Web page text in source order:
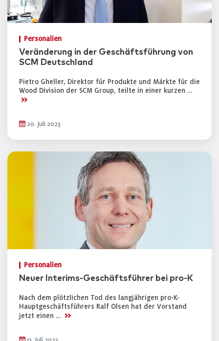
Personalien
Veränderung in der Geschäftsführung von
SCM Deutschland
Pietro Gheller, Direktor für Produkte und Märkte für die
Wood Division der SCM Group, teilte in einer kurzen …
>>
20. Juli 2023
Personalien
Neuer Interims-Geschäftsführer bei pro-K
Nach dem plötzlichen Tod des langjährigen pro-K-
Hauptgeschäftsführers Ralf Olsen hat der Vorstand
jetzt einen … >>